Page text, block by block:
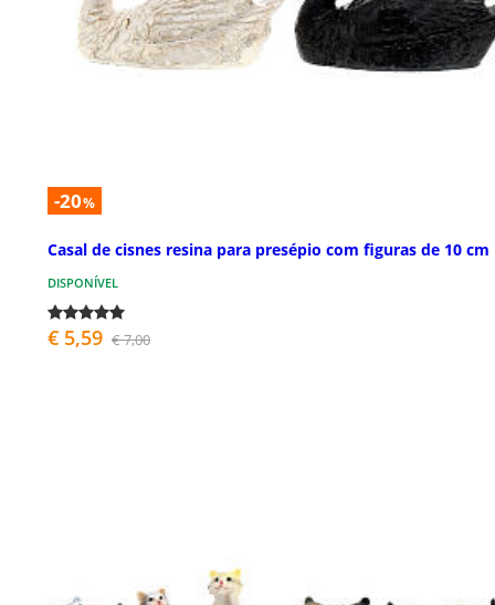
-20%
Casal de cisnes resina para presépio com figuras de 10 cm
DISPONÍVEL
€ 5,59 € 7,00